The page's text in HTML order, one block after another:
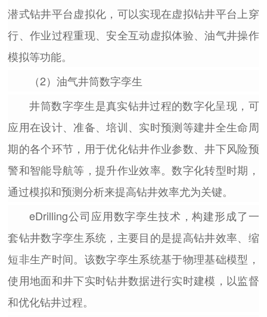
潜式钻井平台虚拟化，可以实现在虚拟钻井平台上穿
行、作业过程重现、安全互动虚拟体验、油气井操作
模拟等功能。
（2）油气井筒数字孪生
井筒数字孪生是真实钻井过程的数字化呈现，可
应用在设计、准备、培训、实时预测等建井全生命周
期的各个环节，用于优化钻井作业参数、井下风险预
警和智能导航等，提升作业效率。数字化转型时期，
通过模拟和预测分析来提高钻井效率尤为关键。
eDrilling公司应用数字孪生技术，构建形成了一
套钻井数字孪生系统，主要目的是提高钻井效率、缩
短非生产时间。该数字孪生系统基于物理基础模型，
使用地面和井下实时钻井数据进行实时建模，以监督
和优化钻井过程。